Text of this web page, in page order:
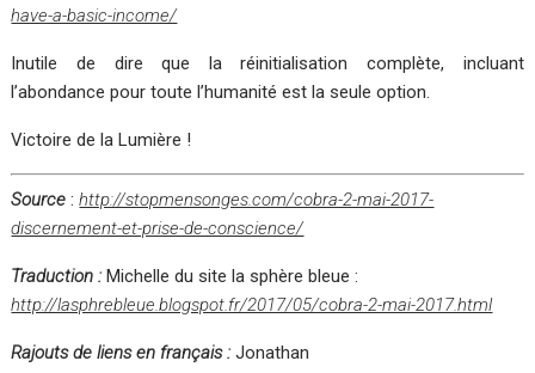
have-a-basic-income/
Inutile de dire que la réinitialisation complète, incluant
l’abondance pour toute l’humanité est la seule option.
Victoire de la Lumière !
Source :http://stopmensonges.com/cobra-2-mai-2017-
discernement-et-prise-de-conscience/
Traduction : Michelle du site la sphère bleue :
http://lasphrebleue.blogspot.fr/2017/05/cobra-2-mai-2017.html
Rajouts de liens en français : Jonathan